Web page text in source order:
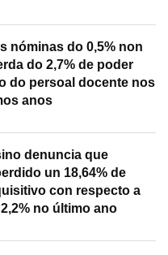
nóminas do 0,5% non
do 2,7% de poder
do persoal docente nos
anos
denuncia que
un 18,64% de
con respecto a
no último ano